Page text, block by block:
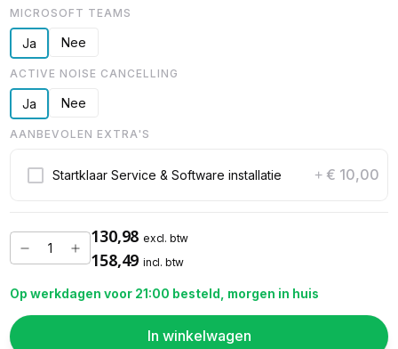
MICROSOFT TEAMS
Ja Nee
ACTIVE NOISE CANCELLING
Ja Nee
AANBEVOLEN EXTRA'S
Startklaar Service & Software installatie + € 10,00
130,98 excl. btw
158,49 incl. btw
Op werkdagen voor 21:00 besteld, morgen in huis
In winkelwagen